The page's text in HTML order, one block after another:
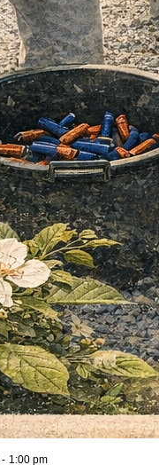
- 1:00 pm